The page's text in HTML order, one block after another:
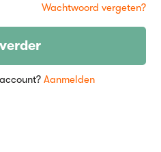
Wachtwoord vergeten?
Aanmelden